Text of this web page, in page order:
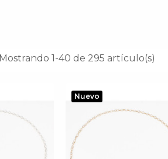
Mostrando 1-40 de 295 artículo(s)
Nuevo